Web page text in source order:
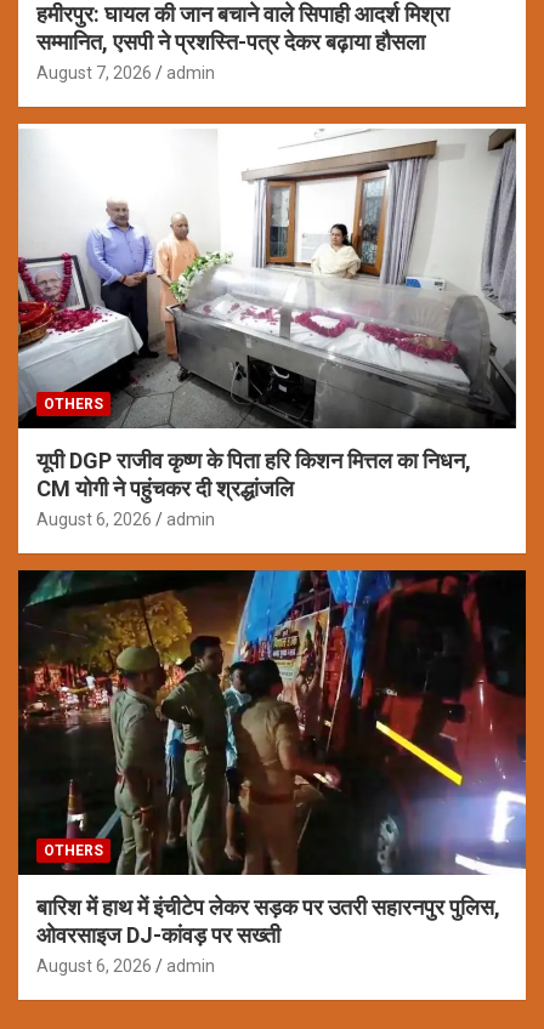
हमीरपुर: घायल की जान बचाने वाले सिपाही आदर्श मिश्रा
सम्मानित, एसपी ने प्रशस्ति-पत्र देकर बढ़ाया हौसला
August 7, 2026 admin
OTHERS
यूपी DGP राजीव कृष्ण के पिता हरि किशन मित्तल का निधन,
CM योगी ने पहुंचकर दी श्रद्धांजलि
August 6, 2026 admin
OTHERS
बारिश में हाथ में इंचीटेप लेकर सड़क पर उतरी सहारनपुर पुलिस,
ओवरसाइज DJ-कांवड़ पर सख्ती
August 6, 2026 admin